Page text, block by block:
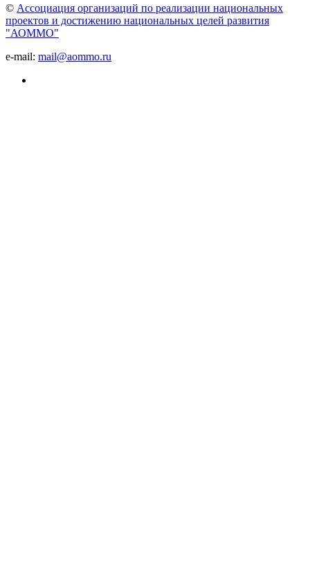
© Ассоциация организаций по реализации национальных
проектов и достижению национальных целей развития
"АОММО"
e-mail: mail@aommo.ru